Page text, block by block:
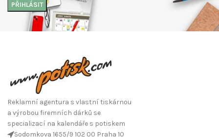
Reklamní agentura s vlastní tiskárnou
a výrobou firemních dárků se
specializací na kalendáře s potiskem
Sodomkova 1655/9 102 00 Praha 10